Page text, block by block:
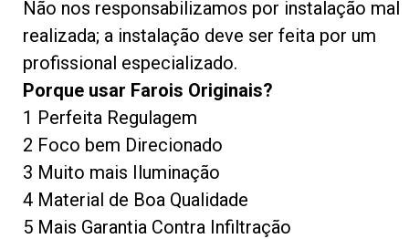
Não nos responsabilizamos por instalação mal
realizada; a instalação deve ser feita por um
profissional especializado.
Porque usar Farois Originais?
1 Perfeita Regulagem
2 Foco bem Direcionado
3 Muito mais Iluminação
4 Material de Boa Qualidade
5 Mais Garantia Contra Infiltração